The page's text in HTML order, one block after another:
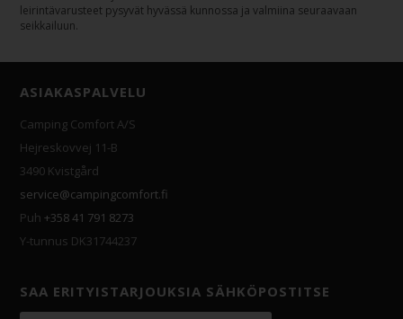
leirintävarusteet pysyvät hyvässä kunnossa ja valmiina seuraavaan
seikkailuun.
ASIAKASPALVELU
Camping Comfort A/S
Hejreskovvej 11-B
3490 Kvistgård
service@campingcomfort.fi
Puh+358 41 791 8273
Y-tunnus DK31744237
SAA ERITYISTARJOUKSIA SÄHKÖPOSTITSE